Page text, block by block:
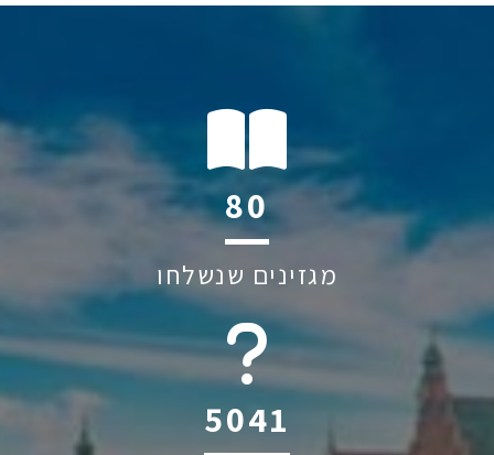
122
מגזינים שנשלחו
6045